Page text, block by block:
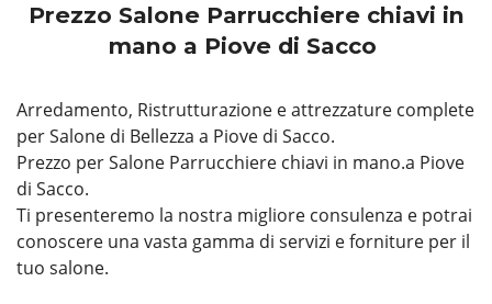
Prezzo Salone Parrucchiere chiavi in
mano a Piove di Sacco
Arredamento, Ristrutturazione e attrezzature complete
per Salone di Bellezza a Piove di Sacco.
Prezzo per Salone Parrucchiere chiavi in mano.a Piove
di Sacco.
Ti presenteremo la nostra migliore consulenza e potrai
conoscere una vasta gamma di servizi e forniture per il
tuo salone.